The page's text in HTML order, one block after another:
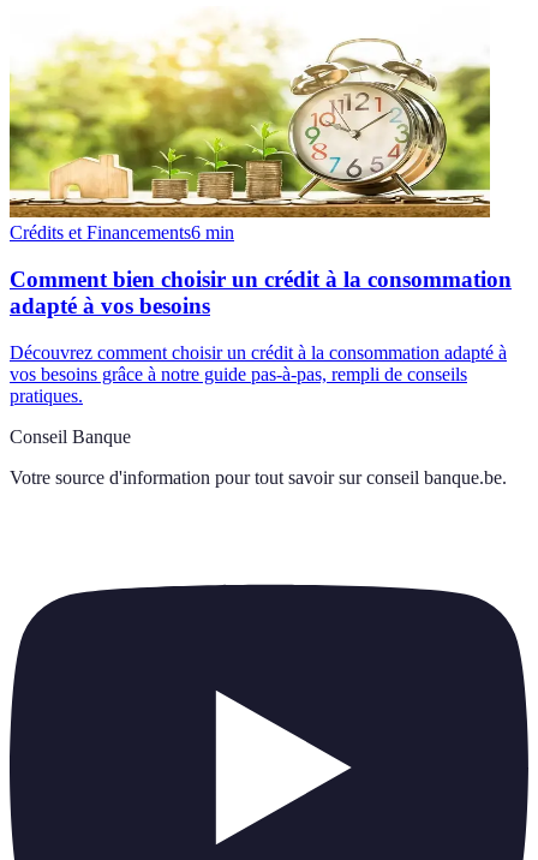
Crédits et Financements6 min
Comment bien choisir un crédit à la consommation
adapté à vos besoins
Découvrez comment choisir un crédit à la consommation adapté à
vos besoins grâce à notre guide pas-à-pas, rempli de conseils
pratiques.
Conseil Banque
Votre source d'information pour tout savoir sur conseil banque.be.